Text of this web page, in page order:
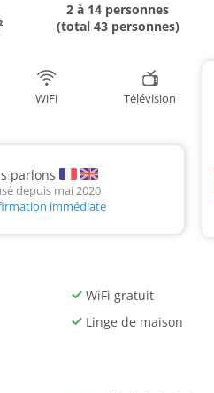
2 à 14 personnes
(total 43 personnes)
WiFi Télévision
parlons
depuis mai 2020
immédiate
WiFi gratuit
Linge de maison